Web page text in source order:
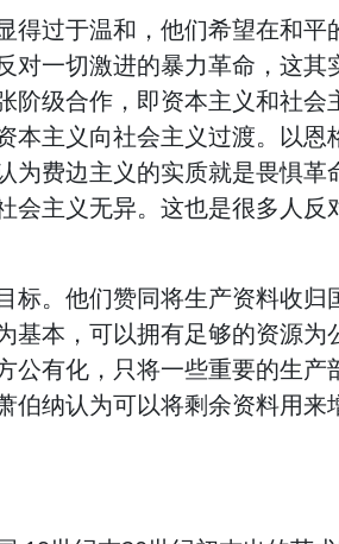
得过于温和，他们希望在和平
对一切激进的暴力革命，这其
阶级合作，即资本主义和社会
本主义向社会主义过渡。以恩
为费边主义的实质就是畏惧革
会主义无异。这也是很多人反
标。他们赞同将生产资料收归
基本，可以拥有足够的资源为
公有化，只将一些重要的生产
伯纳认为可以将剩余资料用来